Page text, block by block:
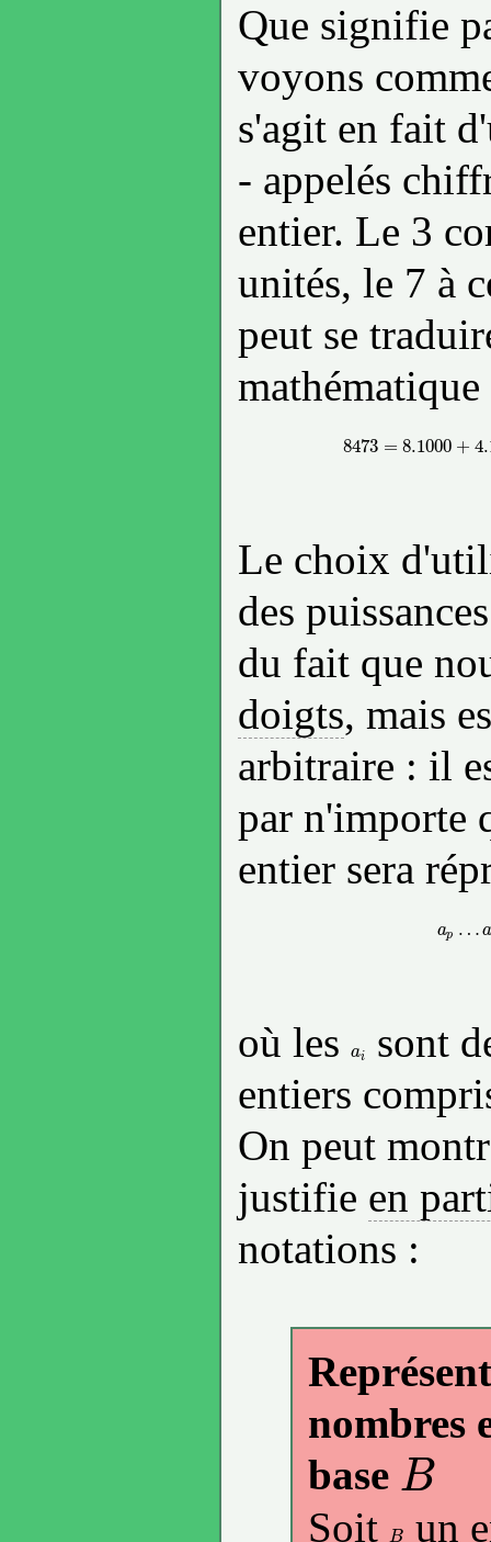
Que signifie
voyons
s'agit en fait
- appelés
entier. Le 3
unités, le 7 à
peut se
8473 = 8.1000 +
8473=
Le choix
des
du fait que
doigts, mais
arbitraire : il
par n'importe
entier sera
ap … a
où les ai
ai
sont
entiers
On peut
justifie en
notations :
nombres
base B
B
Soit B
un